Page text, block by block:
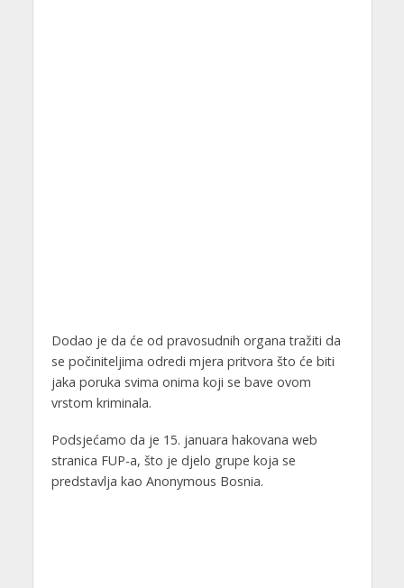
Dodao je da će od pravosudnih organa tražiti da
se počiniteljima odredi mjera pritvora što će biti
jaka poruka svima onima koji se bave ovom
vrstom kriminala.
Podsjećamo da je 15. januara hakovana web
stranica FUP-a, što je djelo grupe koja se
predstavlja kao Anonymous Bosnia.